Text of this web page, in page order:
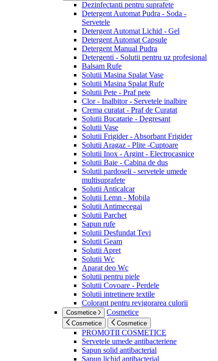
Dezinfectanti pentru suprafete
Detergent Automat Pudra - Soda -
Servetele
Detergent Automat Lichid - Gel
Detergent Automat Capsule
Detergent Manual Pudra
Detergenti - Solutii pentru uz profesional
Balsam Rufe
Solutii Masina Spalat Vase
Solutii Masina Spalat Rufe
Solutii Pete - Praf pete
Clor - Inalbitor - Servetele inalbire
Crema curatat - Praf de Curatat
Solutii Bucatarie - Degresant
Solutii Vase
Solutii Frigider - Absorbant Frigider
Solutii Aragaz - Plite -Cuptoare
Solutii Inox - Argint - Electrocasnice
Solutii Baie - Cabina de dus
Solutii pardoseli - servetele umede
multisuprafete
Solutii Anticalcar
Solutii Lemn - Mobila
Solutii Antimecegai
Solutii Parchet
Sapun rufe
Solutii Desfundat Tevi
Solutii Geam
Solutii Apret
Solutii Wc
Aparat deo Wc
Solutii pentru piele
Solutii Covoare - Perdele
Solutii intretinere textile
Colorant pentru revigorarea culorii
Cosmetice Cosmetice
Cosmetice Cosmetice
PROMOTII COSMETICE
Servetele umede antibacteriene
Sapun solid antibacterial
Sapun lichid antibacterial